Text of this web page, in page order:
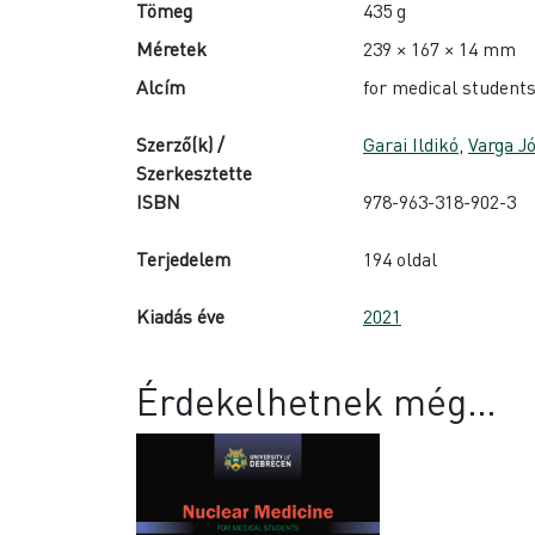
Tömeg
435 g
Méretek
239 × 167 × 14 mm
Alcím
for medical students
Szerző(k) /
Szerkesztette
Garai Ildikó Varga
ISBN 978-963-318-902-3
Terjedelem 194 oldal
Kiadás éve 2021
Érdekelhetnek még…